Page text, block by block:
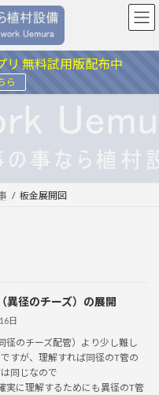
リ 無料試用版配布中
ら
板金展開図
異径のチーズ）の展開
日
径のチーズ配管）より少し難し
すが、理解すれば同径のT管の
同じなので
実に理解するためにも異径のT管